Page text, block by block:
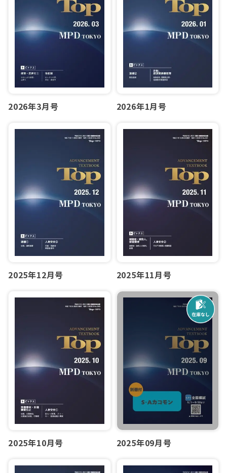
2026年3月号 2026年1月号
2025年12月号 2025年11月号
2025年10月号 2025年09月号